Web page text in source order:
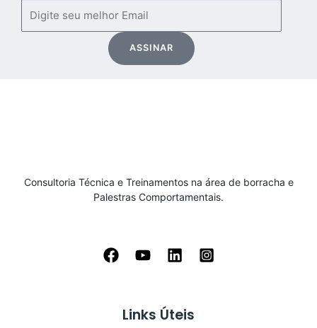
ASSINAR
Consultoria Técnica e Treinamentos na área de borracha e
Palestras Comportamentais.
Links Úteis